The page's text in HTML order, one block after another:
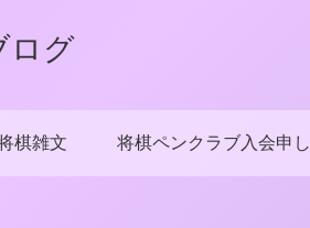
ログ
棋雑文 将棋ペンクラブ入会申